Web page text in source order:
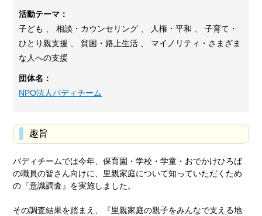
活動テーマ：
子ども 、 相談・カウンセリング 、 人権・平和 、 子育て・
ひとり親支援 、 貧困・路上生活 、 マイノリティ・さまざま
な人への支援
団体名：
NPO法人バディチーム
趣旨
バディチームでは今年、保育園・学校・学童・おでかけひろば
の職員の皆さん向けに、里親家庭について知っていただくため
の『意識調査』を実施しました。
その調査結果を踏まえ、『里親家庭の親子をみんなで支える地